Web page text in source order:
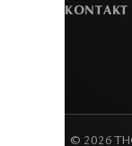
KONTAKT
© 2026